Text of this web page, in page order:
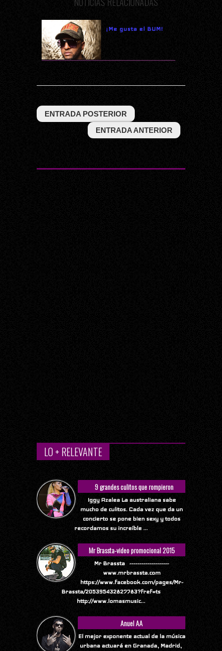
¡Me gusta el BUM!
ENTRADA POSTERIOR
ENTRADA ANTERIOR
LO + RELEVANTE
9 grandes culitos que rompieron
Internet
Iggy Azalea La australiana sabe
mucho de culitos. Cada vez que da un
concierto se pone bien sexy y todos
recordamos su increíble ...
Mr Brassta-video promocional 2015
Mr Brassta --------------------
www.mrbrassta.com
https://www.facebook.com/pages/Mr-
Brassta/205395432827783?fref=ts
http://www.lomasmusic...
Anuel AA
El mejor exponente actual de la música
urbana actuará en Granada, Madrid,